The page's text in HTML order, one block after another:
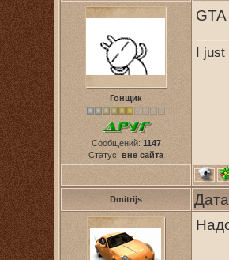
Гонщик
Сообщений: 1147
Статус: вне сайта
I
Dmitrijs